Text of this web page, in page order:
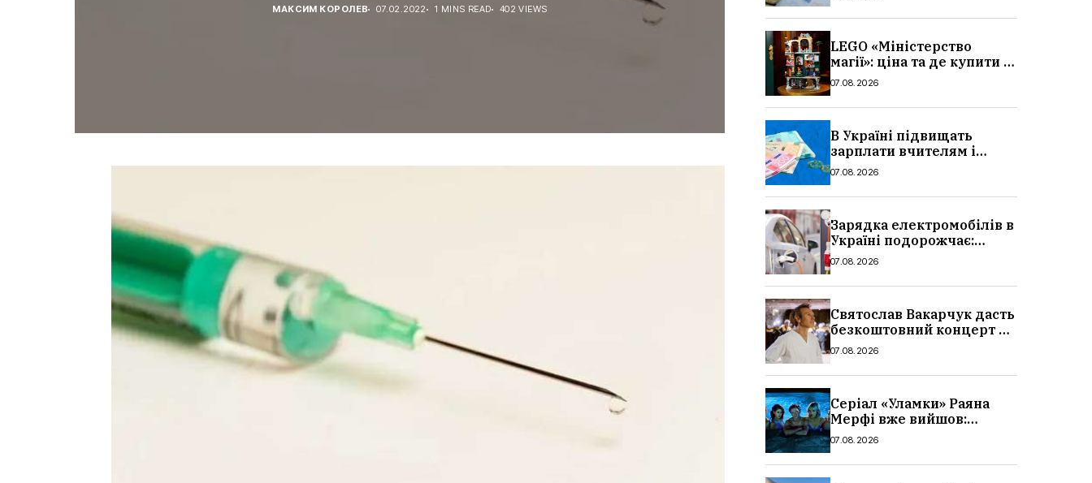
МАКСИМ КОРОЛЕВ 07.02.2022 1 MINS READ 402 VIEWS
LEGO «Міністерство
магії»: ціна та де купити в
Україні
07.08.2026
В Україні підвищать
зарплати вчителям і
стипендії студентам з 1
суми, розмір
07.08.2026
Зарядка електромобілів в
Україні подорожчає:
причина і нові ціни з
07.08.2026
Святослав Вакарчук дасть
безкоштовний концерт у
Львові: дата і місце
07.08.2026
Серіал «Уламки» Раяна
Мерфі вже вийшов:
сюжет, актори та всі
07.08.2026